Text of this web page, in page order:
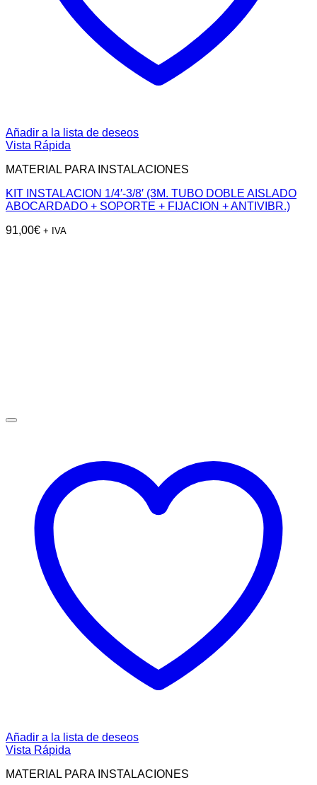
Añadir a la lista de deseos
Vista Rápida
MATERIAL PARA INSTALACIONES
KIT INSTALACION 1/4′-3/8′ (3M. TUBO DOBLE AISLADO
ABOCARDADO + SOPORTE + FIJACION + ANTIVIBR.)
91,00€ + IVA
Añadir a la lista de deseos
Vista Rápida
MATERIAL PARA INSTALACIONES